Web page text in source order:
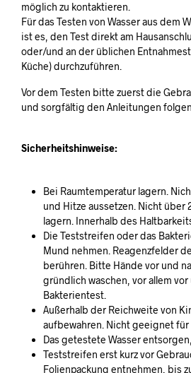
möglich zu kontaktieren.
Für das Testen von Wasser aus dem
ist es, den Test direkt am
oder/und an der üblichen
Küche) durchzuführen.
Vor dem Testen bitte zuerst die
und sorgfältig den Anleitungen
Sicherheitshinweise:
Bei Raumtemperatur lagern.
und Hitze aussetzen. Nicht über
lagern. Innerhalb des
Die Teststreifen oder das
Mund nehmen. Reagenzfelder
berühren. Bitte Hände vor und
gründlich waschen, vor allem vor
Bakterientest.
Außerhalb der Reichweite von
aufbewahren. Nicht geeignet für
Das getestete Wasser
Teststreifen erst kurz vor
Folienpackung entnehmen, bis